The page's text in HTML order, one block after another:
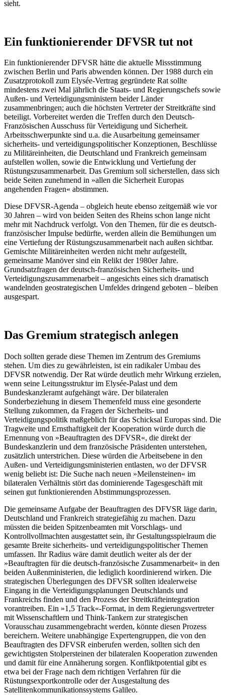
sieht.
Ein funktionierender DFVSR tut not
Ein funktionierender DFVSR hätte die aktuelle Missstimmung
zwischen Berlin und Paris abwenden können. Der 1988 durch ein
Zusatzprotokoll zum Elysée-Vertrag gegründete Rat sollte
mindestens zwei Mal jährlich die Staats- und Regierungschefs sowie
Außen- und Verteidigungsministern beider Länder
zusammenbringen; auch die höchsten Vertreter der Streitkräfte sind
beteiligt. Vorbereitet werden die Treffen durch den Deutsch-
Französischen Ausschuss für Verteidigung und Sicherheit.
Arbeitsschwerpunkte sind u.a. die Ausarbeitung gemeinsamer
sicherheits- und verteidigungspolitischer Konzeptionen, Beschlüsse
zu Militäreinheiten, die Deutschland und Frankreich gemeinsam
aufstellen wollen, sowie die Entwicklung und Vertiefung der
Rüstungszusammenarbeit. Das Gremium soll sicherstellen, dass sich
beide Seiten zunehmend in »allen die Sicherheit Europas
angehenden Fragen« abstimmen.
Diese DFVSR-Agenda – obgleich heute ebenso zeitgemäß wie vor
30 Jahren – wird von beiden Seiten des Rheins schon lange nicht
mehr mit Nachdruck verfolgt. Von den Themen, für die es deutsch-
französischer Impulse bedürfte, werden allein die Bemühungen um
eine Vertiefung der Rüstungszusammenarbeit nach außen sichtbar.
Gemischte Militäreinheiten werden nicht mehr aufgestellt,
gemeinsame Manöver sind ein Relikt der 1980er Jahre.
Grundsatzfragen der deutsch-französischen Sicherheits- und
Verteidigungszusammenarbeit – angesichts eines sich dramatisch
wandelnden geostrategischen Umfeldes dringend geboten – bleiben
ausgespart.
Das Gremium strategisch anlegen
Doch sollten gerade diese Themen im Zentrum des Gremiums
stehen. Um dies zu gewährleisten, ist ein radikaler Umbau des
DFVSR notwendig. Der Rat würde deutlich mehr Wirkung erzielen,
wenn seine Leitungsstruktur im Elysée-Palast und dem
Bundeskanzleramt aufgehängt wäre. Der bilateralen
Sonderbeziehung in diesem Themenfeld muss eine gesonderte
Stellung zukommen, da Fragen der Sicherheits- und
Verteidigungspolitik maßgeblich für das Schicksal Europas sind. Die
Tragweite und Ernsthaftigkeit der Kooperation würde durch die
Ernennung von »Beauftragten des DFVSR«, die direkt der
Bundeskanzlerin und dem französische Präsidenten unterstehen,
zusätzlich unterstrichen. Diese würden die Arbeitsebene in den
Außen- und Verteidigungsministerien entlasten, wo der DFVSR
wenig beliebt ist: Die Suche nach neuen »Meilensteinen« im
bilateralen Verhältnis stört das dominierende Tagesgeschäft mit
seinen gut funktionierenden Abstimmungsprozessen.
Die gemeinsame Aufgabe der Beauftragten des DFVSR läge darin,
Deutschland und Frankreich strategiefähig zu machen. Dazu
müssten die beiden Spitzenbeamten mit Vorschlags- und
Kontrollvollmachten ausgestattet sein, ihr Gestaltungsspielraum die
gesamte Breite sicherheits- und verteidigungspolitischer Themen
umfassen. Ihr Radius wäre damit deutlich weiter als der der
»Beauftragten für die deutsch-französische Zusammenarbeit« in den
beiden Außenministerien, die lediglich koordinierend wirken. Die
strategischen Überlegungen des DFVSR sollten idealerweise
Eingang in die Verteidigungsplanungen Deutschlands und
Frankreichs finden und den Prozess der Streitkräfteintegration
vorantreiben. Ein »1,5 Track«-Format, in dem Regierungsvertreter
mit Wissenschaftlern und Think-Tankern zur strategischen
Vorausschau zusammengebracht werden, könnte diesen Prozess
bereichern. Weitere unabhängige Expertengruppen, die von den
Beauftragten des DFVSR einberufen werden, sollten sich den
gewichtigsten Stolpersteinen der bilateralen Kooperation zuwenden
und damit für eine Annäherung sorgen. Konfliktpotential gibt es
etwa bei der Frage nach dem richtigen Verfahren für die
Rüstungsexportkontrolle oder der Ausgestaltung des
Satellitenkommunikationssystems Galileo.